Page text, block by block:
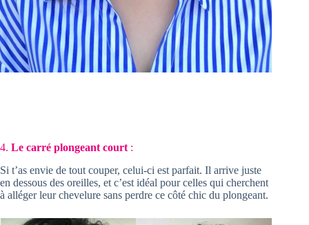
4. Le carré plongeant court :
Si t’as envie de tout couper, celui-ci est parfait. Il arrive juste
en dessous des oreilles, et c’est idéal pour celles qui cherchent
à alléger leur chevelure sans perdre ce côté chic du plongeant.